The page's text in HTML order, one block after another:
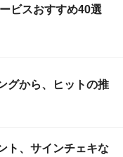
ビスおすすめ40選
グから、ヒットの推
ト、サインチェキな